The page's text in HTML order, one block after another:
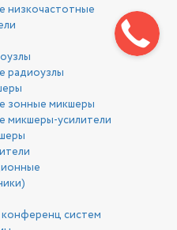
низкочастотные
радиоузлы
зонные микшеры
микшеры-усилители
систем